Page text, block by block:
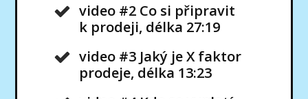
video #2 Co si připravit
k prodeji, délka 27:19
video #3 Jaký je X faktor
prodeje, délka 13:23